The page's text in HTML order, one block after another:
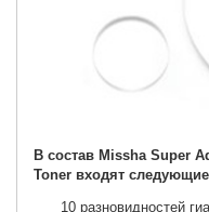
В состав Missha Super
Toner входят
10 разновидностей